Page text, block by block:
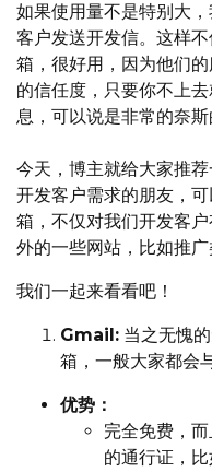
如果使用量不是特别大
客户发送开发信。这样
箱，很好用，因为他们
的信任度，只要你不上
息，可以说是非常的奈斯
今天，博主就给大家推
开发客户需求的朋友，
箱，不仅对我们开发客
外的一些网站，比如推广
我们一起来看看吧！
Gmail: 当之无愧
箱，一般大家都会
优势：
完全免费，
的通行证，